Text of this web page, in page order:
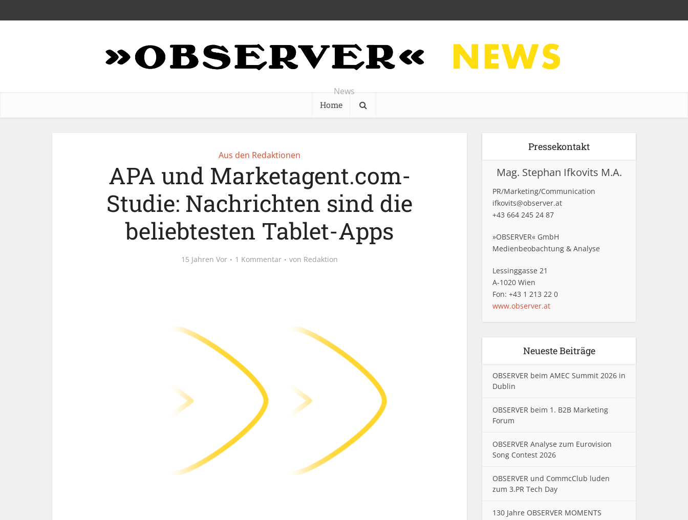
News
Home
Aus den Redaktionen
APA und Marketagent.com-
Studie: Nachrichten sind die
beliebtesten Tablet-Apps
15 Jahren Vor 1 Kommentar von Redaktion
Pressekontakt
Mag. Stephan Ifkovits M.A.
PR/Marketing/Communication
ifkovits@observer.at
+43 664 245 24 87
»OBSERVER« GmbH
Medienbeobachtung & Analyse
Lessinggasse 21
A-1020 Wien
Fon: +43 1 213 22 0
www.observer.at
Neueste Beiträge
OBSERVER beim AMEC Summit 2026 in
Dublin
OBSERVER beim 1. B2B Marketing
Forum
OBSERVER Analyse zum Eurovision
Song Contest 2026
OBSERVER und CommcClub luden
zum 3.PR Tech Day
130 Jahre OBSERVER MOMENTS